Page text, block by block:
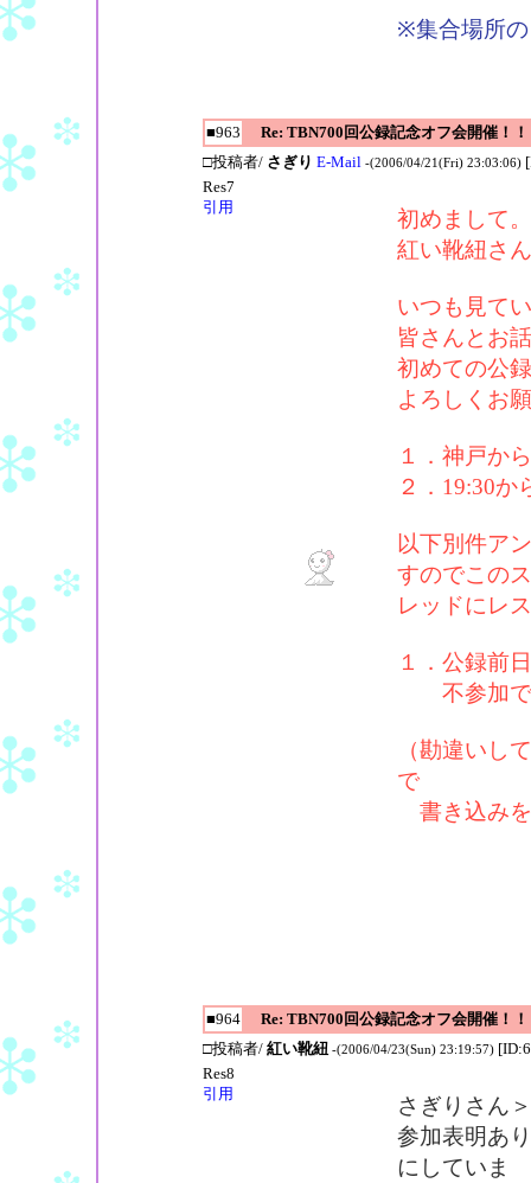
※集合場所
■963 Re: TBN700回公録記念オフ会開催！！
□投稿者/ さぎり E-Mail -(2006/04/21(Fri) 23:03:06)
Res7
引用
初めまして。
紅い靴紐さ
いつも見て
皆さんとお
初めての公
よろしくお
１．神戸か
２．19:30か
以下別件ア
すのでこのス
レッドにレ
１．公録前
不参加で
（勘違いし
で
書き込み
■964 Re: TBN700回公録記念オフ会開催！！
□投稿者/ 紅い靴紐 -(2006/04/23(Sun) 23:19:57)
Res8
引用
さぎりさん＞
参加表明あ
にしていま